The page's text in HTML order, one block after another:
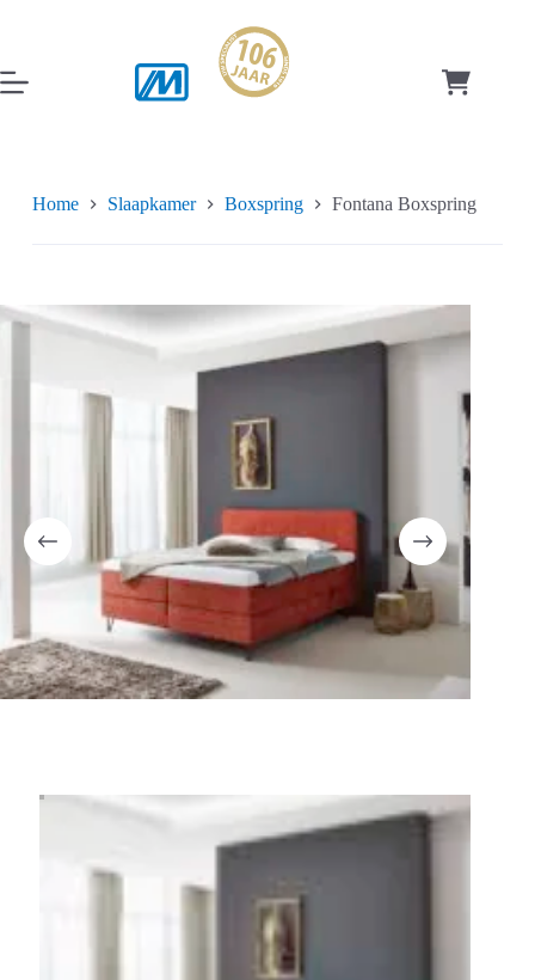
inhoud
Home Slaapkamer Boxspring Fontana Boxspring